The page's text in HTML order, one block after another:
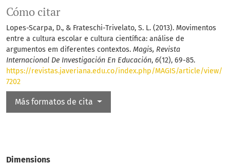
Cómo citar
Lopes-Scarpa, D., & Frateschi-Trivelato, S. L. (2013). Movimentos
entre a cultura escolar e cultura científica: análise de
argumentos em diferentes contextos. Magis, Revista
Internacional De Investigación En Educación, 6(12), 69-85.
https://revistas.javeriana.edu.co/index.php/MAGIS/article/view/
7202
Más formatos de cita
Dimensions